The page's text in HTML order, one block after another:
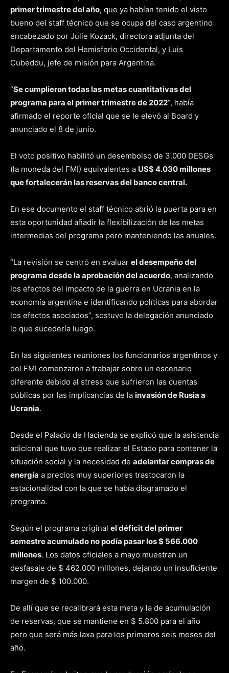
primer trimestre del año, que ya habían tenido el visto
bueno del staff técnico que se ocupa del caso argentino
encabezado por Julie Kozack, directora adjunta del
Departamento del Hemisferio Occidental, y Luis
Cubeddu, jefe de misión para Argentina.
“Se cumplieron todas las metas cuantitativas del
programa para el primer trimestre de 2022”, había
afirmado el reporte oficial que se le elevó al Board y
anunciado el 8 de junio.
El voto positivo habilitó un desembolso de 3.000 DESGs
(la moneda del FMI) equivalentes a US$ 4.030 millones
que fortalecerán las reservas del banco central.
En ese documento el staff técnico abrió la puerta para en
esta oportunidad añadir la flexibilización de las metas
intermedias del programa pero manteniendo las anuales.
“La revisión se centró en evaluar el desempeño del
programa desde la aprobación del acuerdo, analizando
los efectos del impacto de la guerra en Ucrania en la
economía argentina e identificando políticas para abordar
los efectos asociados”, sostuvo la delegación anunciado
lo que sucedería luego.
En las siguientes reuniones los funcionarios argentinos y
del FMI comenzaron a trabajar sobre un escenario
diferente debido al stress que sufrieron las cuentas
públicas por las implicancias de la invasión de Rusia a
Ucrania.
Desde el Palacio de Hacienda se explicó que la asistencia
adicional que tuvo que realizar el Estado para contener la
situación social y la necesidad de adelantar compras de
energía a precios muy superiores trastocaron la
estacionalidad con la que se había diagramado el
programa.
Según el programa original el déficit del primer
semestre acumulado no podía pasar los $ 566.000
millones. Los datos oficiales a mayo muestran un
desfasaje de $ 462.000 millones, dejando un insuficiente
margen de $ 100.000.
De allí que se recalibrará esta meta y la de acumulación
de reservas, que se mantiene en $ 5.800 para el año
pero que será más laxa para los primeros seis meses del
año.